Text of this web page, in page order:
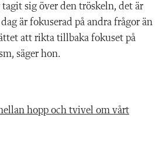
tagit sig över den tröskeln, det är
är fokuserad på andra frågor än
att rikta tillbaka fokuset på
säger hon.
hopp och tvivel om vårt